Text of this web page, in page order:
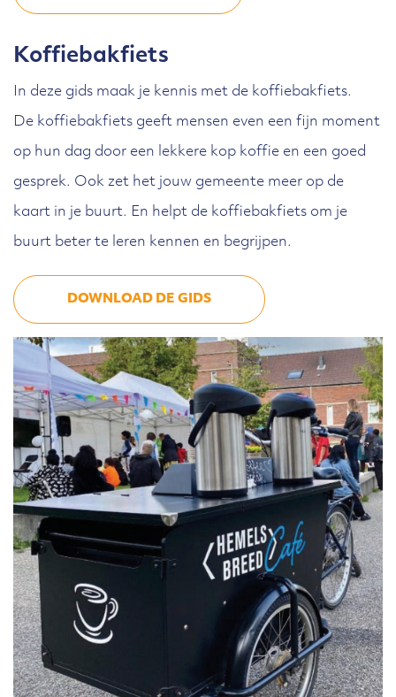
Koffiebakfiets
In deze gids maak je kennis met de koffiebakfiets.
De koffiebakfiets geeft mensen even een fijn moment
op hun dag door een lekkere kop koffie en een goed
gesprek. Ook zet het jouw gemeente meer op de
kaart in je buurt. En helpt de koffiebakfiets om je
buurt beter te leren kennen en begrijpen.
DOWNLOAD DE GIDS